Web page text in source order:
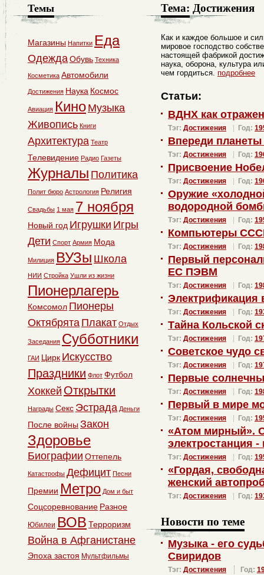
Тема: Достижения
Как и каждое большое и
мировое господство
настоящей фабрикой
наука, оборона, культура
чем гордиться. подробнее
Статьи:
ВДНХ как
Тэг: Достижения Год:
Впереди планеты
Тэг: Достижения Год:
Присвоение
Тэг: Достижения Год:
Оружие
водородной
Тэг: Достижения Год:
Компьютеры
Тэг: Достижения Год:
Первый
ЕС ПЭВМ
Тэг: Достижения Год:
Электрификация
Тэг: Достижения Год:
Тайна Кольской
Тэг: Достижения Год:
Советское чудо
Тэг: Достижения Год:
Первые
Тэг: Достижения Год:
Первый в мире
Тэг: Достижения Год:
«Атом мирный».
электростанция
Тэг: Достижения Год:
«Гордая,
женский
Тэг: Достижения Год:
Новости по теме
Музыка - его
Свиридов
Тэг: Достижения Год:
Темы
Магазины Напитки Еда
ОдеждаОбувь Техника
Косметика Автомобили
Достижения Наука Космос
Авиация Кино Музыка
Живопись Книги
Архитектура Театр
Телевидение Радио Газеты
Журналы Политика
Полит бюро Астрология Религия
Свадьбы 1 мая 7 ноября
Новый год Игрушки Игры
Дети Спорт Армия Мода
Милиция ВУЗы Школа
НИИ Стройка Ушли из жизни
Пионерлагерь
Комсомол Пионеры
Октябрята Плакат Отдых
Заседания Субботники
ГАИ Цирк Искусство
Праздники Флот Футбол
Хоккей Открытки
Награды Секс Эстрада Деньги
После войны Закон
Здоровье
Биографии Оттепель
Катастрофы Дефицит Песни
Премии Метро Дом и быт
Соцсоревнование Разное
Юбилеи ВОВ Терроризм
Война в Афганистане
Эпоха застоя Мультфильмы